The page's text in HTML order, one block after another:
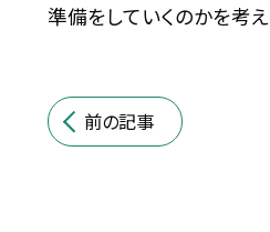
準備をしていくのかを考え
前の記事